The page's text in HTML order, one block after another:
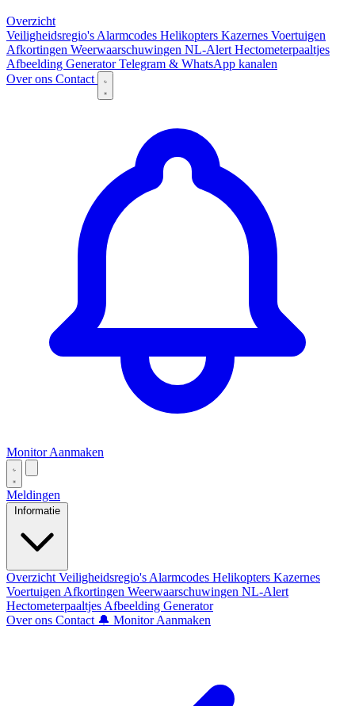
Overzicht
Veiligheidsregio's Alarmcodes Helikopters Kazernes Voertuigen
Afkortingen Weerwaarschuwingen NL-Alert Hectometerpaaltjes
Afbeelding GeneratorTelegram & WhatsApp kanalen
Over ons Contact
Monitor Aanmaken
Meldingen
Informatie
Overzicht Veiligheidsregio's Alarmcodes Helikopters Kazernes
Voertuigen Afkortingen Weerwaarschuwingen NL-Alert
Hectometerpaaltjes Afbeelding Generator
Over ons Contact 🔔 Monitor Aanmaken